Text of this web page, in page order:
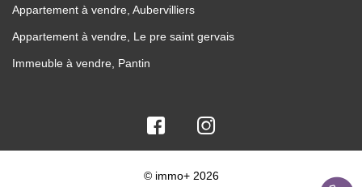
Appartement à vendre, Aubervilliers
Appartement à vendre, Le pre saint gervais
Immeuble à vendre, Pantin
© immo+ 2026